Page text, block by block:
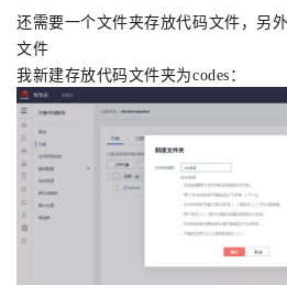
还需要一个文件夹存放代码文件，另
文件
我新建存放代码文件夹为codes：